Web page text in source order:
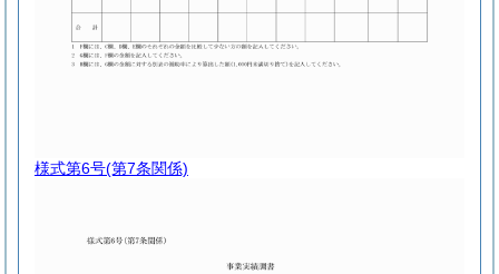
様式第6号(第7条関係)